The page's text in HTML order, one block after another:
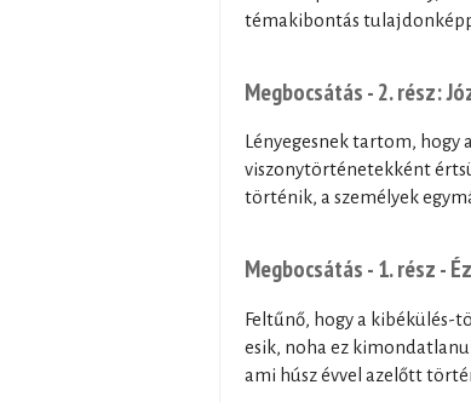
témakibontás
Megbocsátás - 2. rész:
Lényegesnek tartom, hogy
viszonytörténetekként
történik, a személyek
Megbocsátás - 1. rész -
Feltűnő, hogy a kibékülés-
esik, noha ez
ami húsz évvel azelőtt